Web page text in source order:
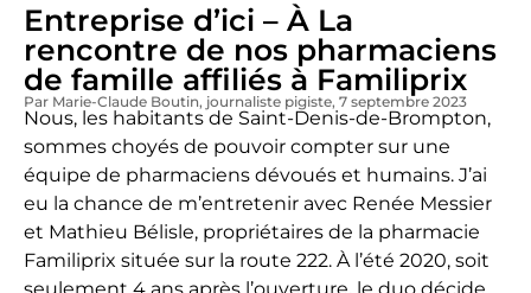
Entreprise d’ici – À La
rencontre de nos pharmaciens
de famille affiliés à Familiprix
Par Marie-Claude Boutin, journaliste pigiste, 7 septembre 2023
Nous, les habitants de Saint-Denis-de-Brompton,
sommes choyés de pouvoir compter sur une
équipe de pharmaciens dévoués et humains. J’ai
eu la chance de m’entretenir avec Renée Messier
et Mathieu Bélisle, propriétaires de la pharmacie
Familiprix située sur la route 222. À l’été 2020, soit